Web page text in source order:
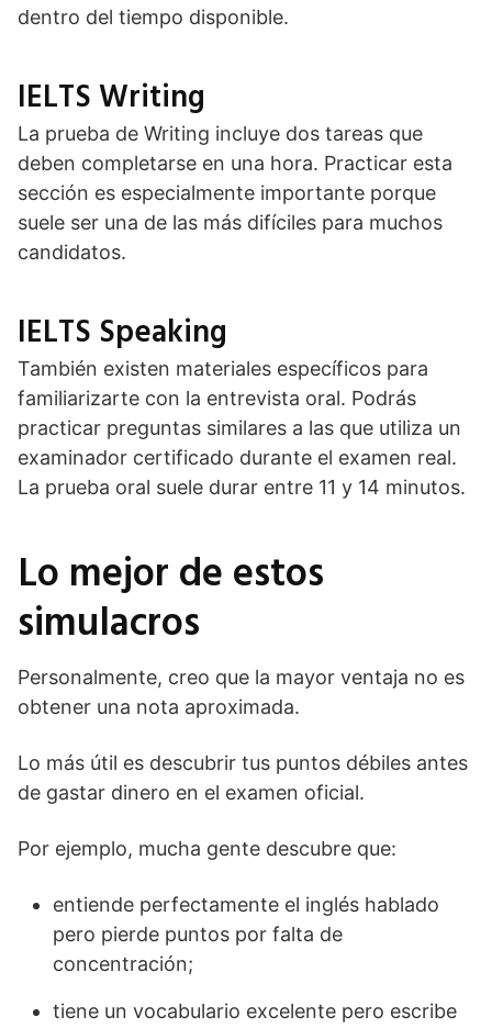
dentro del tiempo disponible.
IELTS Writing
La prueba de Writing incluye dos tareas que
deben completarse en una hora. Practicar esta
sección es especialmente importante porque
suele ser una de las más difíciles para muchos
candidatos.
IELTS Speaking
También existen materiales específicos para
familiarizarte con la entrevista oral. Podrás
practicar preguntas similares a las que utiliza un
examinador certificado durante el examen real.
La prueba oral suele durar entre 11 y 14 minutos.
Lo mejor de estos
simulacros
Personalmente, creo que la mayor ventaja no es
obtener una nota aproximada.
Lo más útil es descubrir tus puntos débiles antes
de gastar dinero en el examen oficial.
Por ejemplo, mucha gente descubre que:
entiende perfectamente el inglés hablado
pero pierde puntos por falta de
concentración;
tiene un vocabulario excelente pero escribe